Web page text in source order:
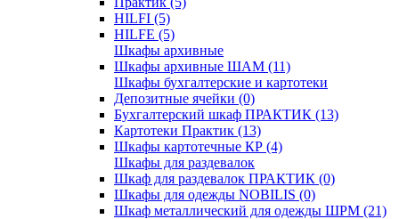
HILFI (5)
HILFE (5)
Шкафы архивные
Шкафы архивные ШАМ (11)
Шкафы бухгалтерские и картотеки
Депозитные ячейки (0)
Бухгалтерский шкаф ПРАКТИК (13)
Картотеки Практик (13)
Шкафы картотечные КР (4)
Шкафы для раздевалок
Шкаф для раздевалок ПРАКТИК (0)
Шкафы для одежды NOBILIS (0)
Шкаф металлический для одежды ШРМ (21)